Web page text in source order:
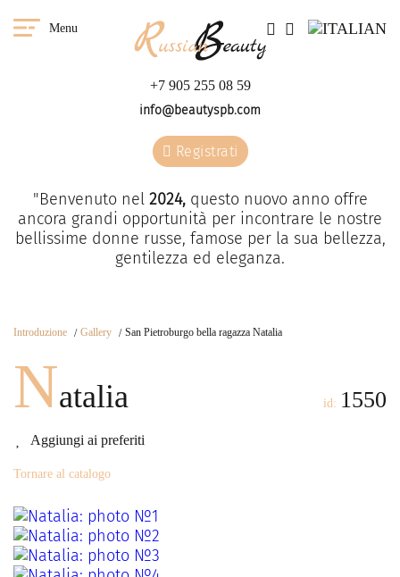
Menu
+7 905 255 08 59
info@beautyspb.com
Registrati
"Benvenuto nel 2024, questo nuovo anno offre
ancora grandi opportunità per incontrare le nostre
bellissime donne russe, famose per la sua bellezza,
gentilezza ed eleganza.
Introduzione Gallery San Pietroburgo bella ragazza Natalia
Natalia
Aggiungi ai preferiti
id: 1550
Tornare al catalogo